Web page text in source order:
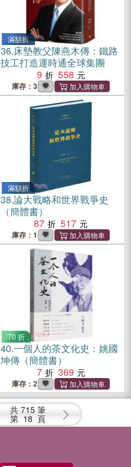
滿額折
36.床墊教父陳燕木傳：鐵路
技工打造運時通全球集團
9
558
庫存：3
滿額折
38.論大戰略和世界戰爭史
（簡體書）
87
517
庫存：1
70 折
40.一個人的茶文化史：姚國
坤傳（簡體書）
7
369
庫存：2
共 715 筆
第 18 頁